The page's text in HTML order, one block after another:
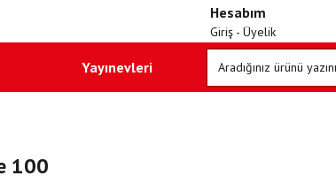
Hesabım
Giriş - Üyelik
Yayınevleri
100